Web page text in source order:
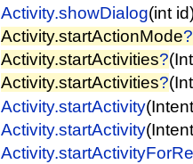
Activity.showDialog(int
Activity.startActionMode?
Activity.startActivities?
Activity.startActivities?
Activity.startActivity
Activity.startActivity